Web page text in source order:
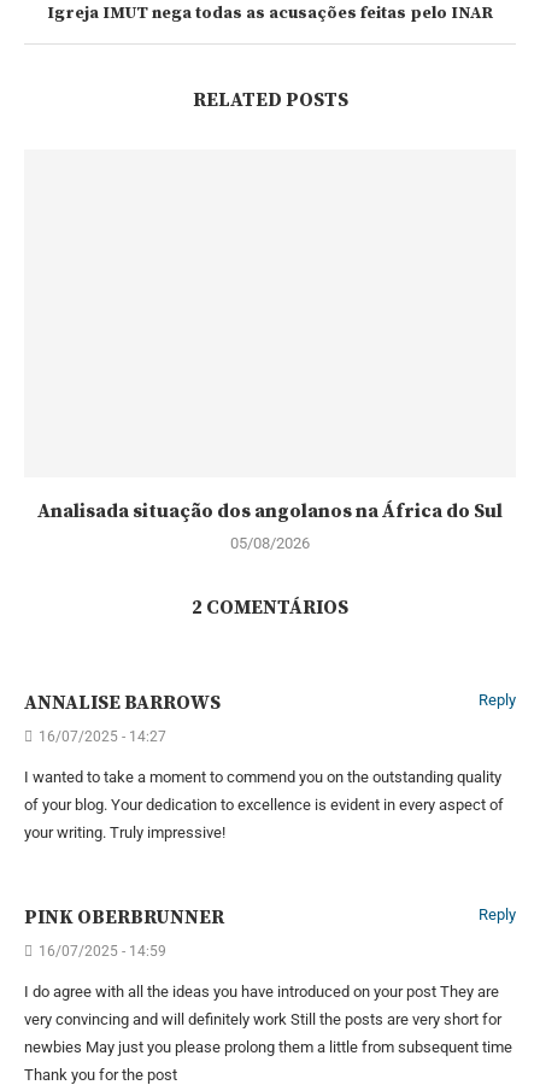
Igreja IMUT nega todas as acusações feitas pelo INAR
RELATED POSTS
Analisada situação dos angolanos na África do Sul
05/08/2026
2 COMENTÁRIOS
ANNALISE BARROWS
16/07/2025 - 14:27
I wanted to take a moment to commend you on the outstanding quality
of your blog. Your dedication to excellence is evident in every aspect of
your writing. Truly impressive!
Reply
PINK OBERBRUNNER
16/07/2025 - 14:59
I do agree with all the ideas you have introduced on your post They are
very convincing and will definitely work Still the posts are very short for
newbies May just you please prolong them a little from subsequent time
Thank you for the post
Reply